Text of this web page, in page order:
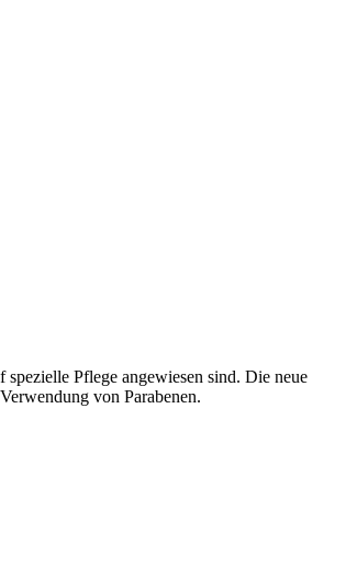
Pflege angewiesen sind. Die neue
von Parabenen.